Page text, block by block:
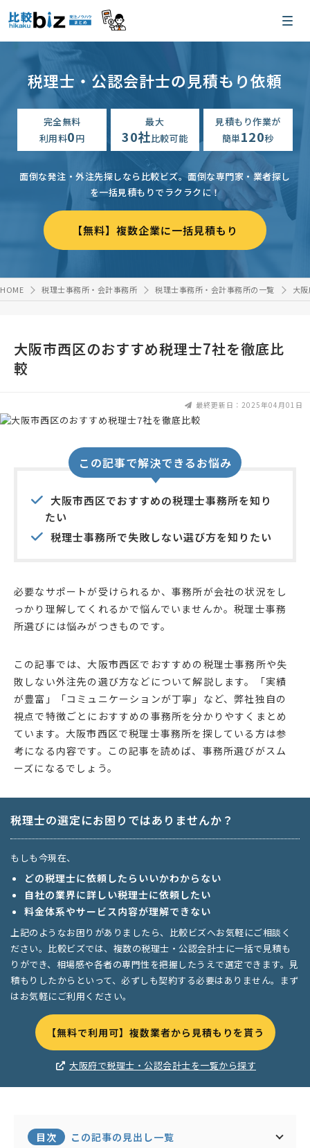
税理士・公認会計士の見積もり依頼
完全無料
利用料0円
最大
30社比較可能
見積もり作業が
簡単120秒
面倒な発注・外注先探しなら比較ビズ。面倒な専門家・業者探し
を一括見積もりでラクラクに！
【無料】複数企業に一括見積もり
HOME 税理士事務所・会計事務所 税理士事務所・会計事務所の一覧 大
大阪市西区のおすすめ税理士7社を徹底比
較
最終更新日：2025年04月01日
この記事で解決できるお悩み
大阪市西区でおすすめの税理士事務所を知り
たい
税理士事務所で失敗しない選び方を知りたい
必要なサポートが受けられるか、事務所が会社の状況をし
っかり理解してくれるかで悩んでいませんか。税理士事務
所選びには悩みがつきものです。
この記事では、大阪市西区でおすすめの税理士事務所や失
敗しない外注先の選び方などについて解説します。「実績
が豊富」「コミュニケーションが丁寧」など、弊社独自の
視点で特徴ごとにおすすめの事務所を分かりやすくまとめ
ています。大阪市西区で税理士事務所を探している方は参
考になる内容です。この記事を読めば、事務所選びがスム
ーズになるでしょう。
税理士の選定にお困りではありませんか？
もしも今現在、
どの税理士に依頼したらいいかわからない
自社の業界に詳しい税理士に依頼したい
料金体系やサービス内容が理解できない
上記のようなお困りがありましたら、比較ビズへお気軽にご相談く
ださい。比較ビズでは、複数の税理士・公認会計士に一括で見積も
りができ、相場感や各者の専門性を把握したうえで選定できます。見
積もりしたからといって、必ずしも契約する必要はありません。まず
はお気軽にご利用ください。
【無料で利用可】複数業者から見積もりを貰う
大阪府で税理士・公認会計士を一覧から探す
目次 この記事の見出し一覧